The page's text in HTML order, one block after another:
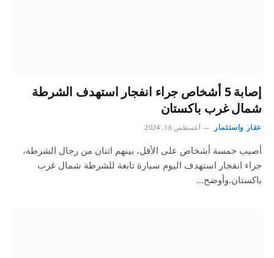
إصابة 5 أشخاص جراء انفجار استهدف الشرطة
شمال غرب باكستان
عقار واستثمار أغسطس 16, 2024
أصيب خمسة أشخاص على الأقل، بينهم اثنان من رجال الشرطة،
جراء انفجار استهدف اليوم سيارة تابعة للشرطة شمال غرب
باكستان.وأوضح…